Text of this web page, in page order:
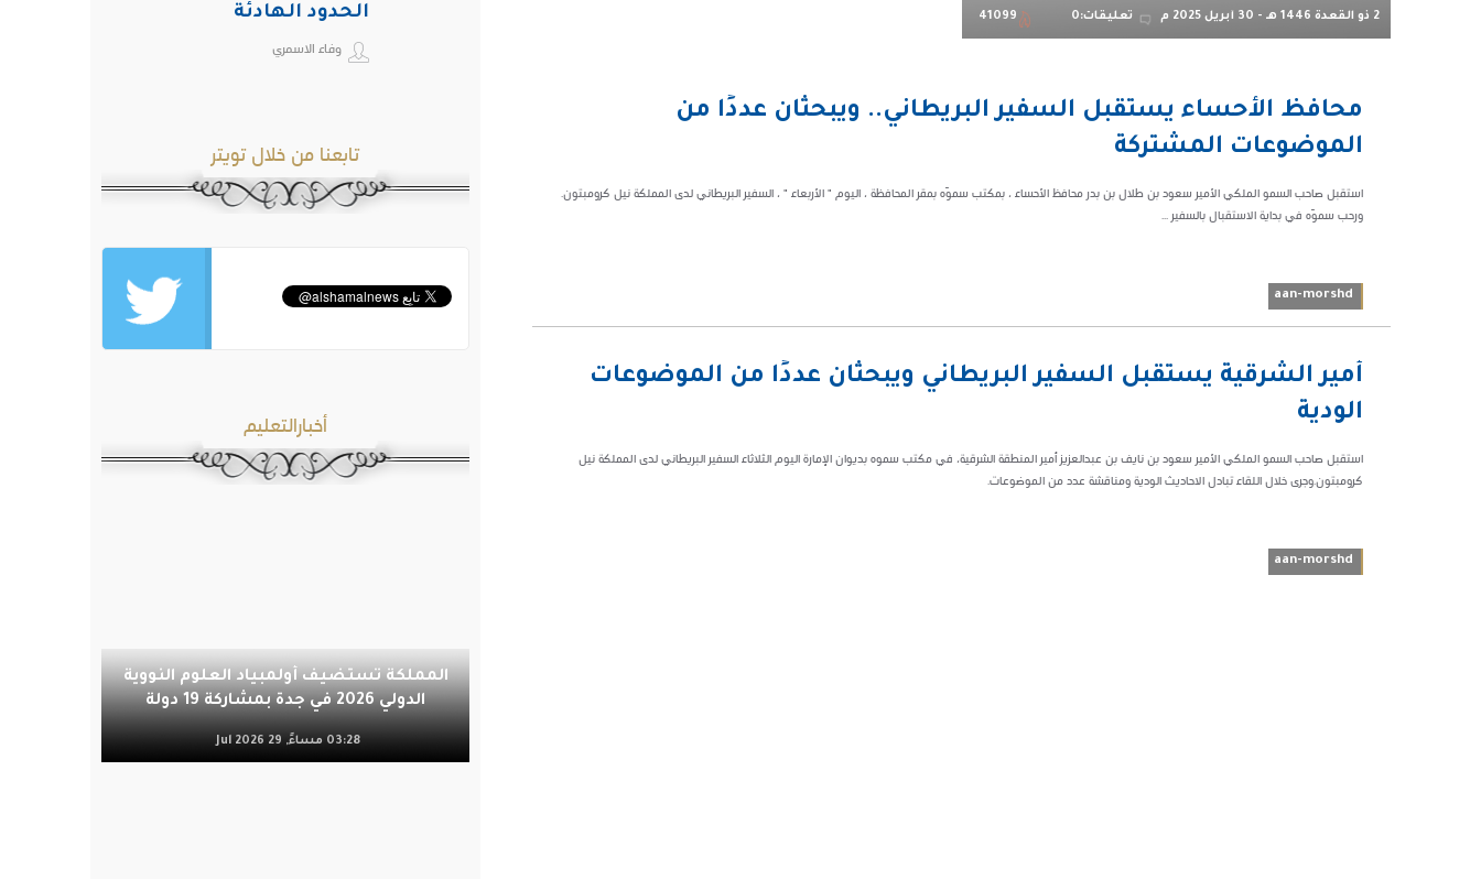
2 ذو القعدة 1446 هـ - 30 أبريل 2025 م تعليقات:0 41099
محافظ الأحساء يستقبل السفير البريطاني.. ويبحثان عددًا من
الموضوعات المشتركة
ورحب سموّه في بداية الاستقبال بالسفير ...
aan-morshd
أمير الشرقية يستقبل السفير البريطاني ويبحثان عددًا من الموضوعات
الودية
استقبل صاحب السمو الملكي الأمير سعود بن نايف بن عبدالعزيز أمير المنطقة الشرقية، في مكتب سموه بديوان الإمارة اليوم الثلاثاء السفير البريطاني لدى المملكة نيل
كرومبتون.وجرى خلال اللقاء تبادل الاحاديث الودية ومناقشة عدد من الموضوعات.
aan-morshd
الحدود الهادئة
وفاء الاسمري
تابعنا من خلال تويتر
أخبارالتعليم
المملكة تستضيف أولمبياد العلوم النووية
الدولي 2026 في جدة بمشاركة 19 دولة
03:28 مساءً, 29 Jul 2026